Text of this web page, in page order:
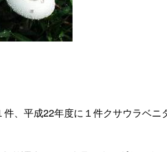
、平成22年度に１件クサウラベ